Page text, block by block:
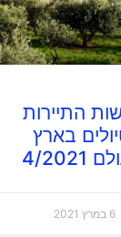
התיירות
בארץ
2021
6 במרץ 2021